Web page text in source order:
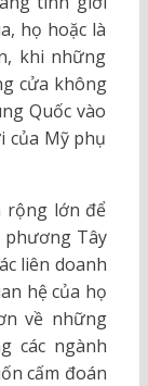
họ hoặc là
khi những
cửa không
Quốc vào
của Mỹ phụ
rộng lớn để
phương Tây
liên doanh
hệ của họ
về những
các ngành
cấm đoán